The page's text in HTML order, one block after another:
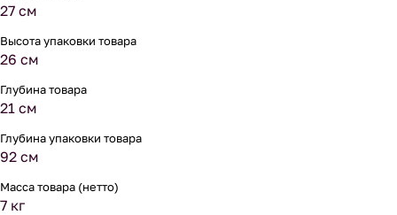
27 см
Высота упаковки товара
26 см
Глубина товара
21 см
Глубина упаковки товара
92 см
Масса товара (нетто)
7 кг